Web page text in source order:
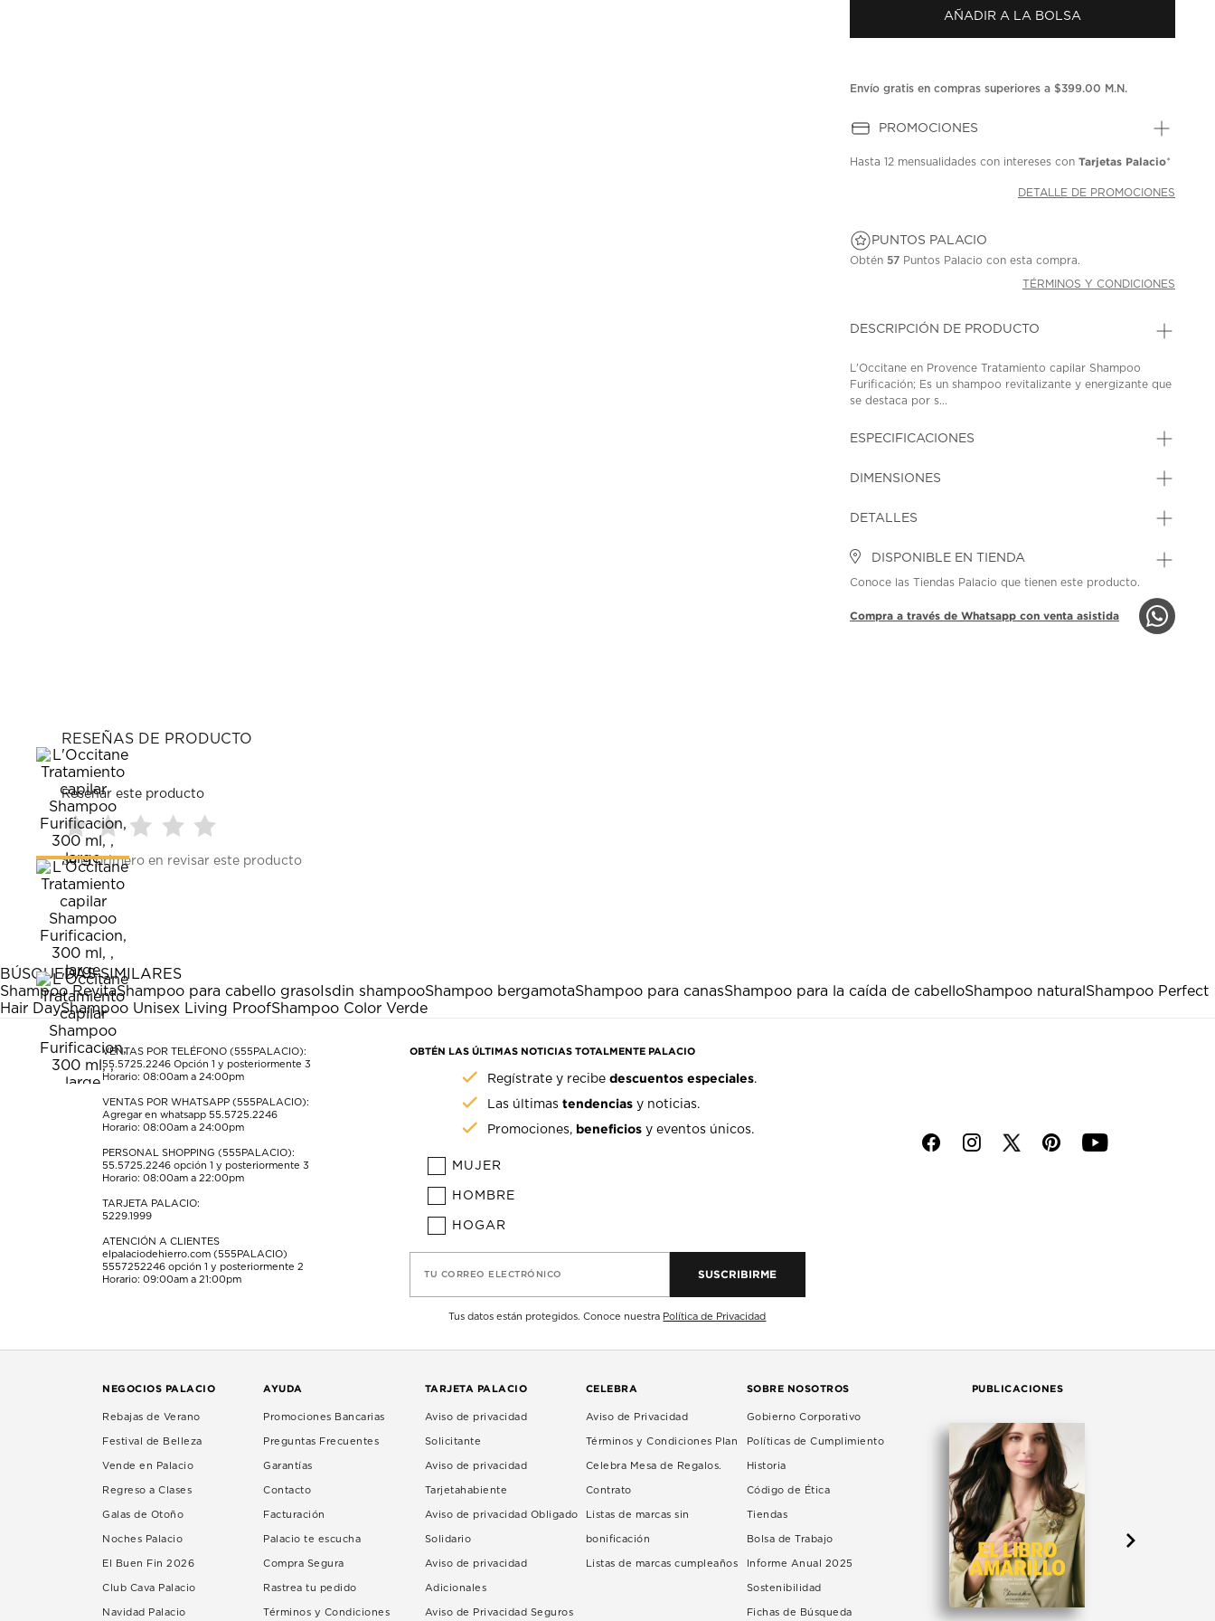
en
la
AÑADIR A LA BOLSA
Envío gratis en compras superiores a $399.00 M.N.
PROMOCIONES
Hasta12 mensualidades con intereses conTarjetas Palacio*
DETALLE DE PROMOCIONES
PUNTOS PALACIO
Obtén57 Puntos Palacio con esta compra.
TÉRMINOS Y CONDICIONES
DESCRIPCIÓN DE PRODUCTO
L'Occitane en Provence Tratamiento capilar Shampoo
Furificación; Es un shampoo revitalizante y energizante que
se destaca por s...
ESPECIFICACIONES
DIMENSIONES
DETALLES
DISPONIBLE EN TIENDA
Conoce las Tiendas Palacio que tienen este producto.
Compra a través de Whatsapp con venta asistida
RESEÑAS DE PRODUCTO
Reseñar este producto
Seleccionar
para
calificar
el
artículo
con
1
estrella
Esta
acción
abrirá
el
formulario
de
envío.
Seleccionar
para
calificar
el
artículo
con
2
estrellas.
Esta
acción
abrirá
el
formulario
de
envío.
para
estrellas.
Esta
acción
abrirá
formulario
de
para
estrellas.
Esta
acción
abrirá
formulario
de
para
acción
abrirá
formulario
de
envío.
Sé el primero en revisar este producto
BÚSQUEDAS SIMILARES
Shampoo RevitaShampoo para cabello graso Isdin shampooShampoo bergamotaShampoo para canasShampoo para la caída de cabelloShampoo natural Shampoo Perfect
Hair DayShampoo Unisex Living ProofShampoo Color Verde
VENTAS POR TELÉFONO (555PALACIO):
55.5725.2246 Opción 1 y posteriormente 3
Horario: 08:00am a 24:00pm
VENTAS POR WHATSAPP (555PALACIO):
Agregar en whatsapp 55.5725.2246
Horario: 08:00am a 24:00pm
PERSONAL SHOPPING (555PALACIO):
55.5725.2246 opción 1 y posteriormente 3
Horario: 08:00am a 22:00pm
TARJETA PALACIO:
5229.1999
ATENCIÓN A CLIENTES
elpalaciodehierro.com (555PALACIO)
5557252246 opción 1 y posteriormente 2
Horario: 09:00am a 21:00pm
OBTÉN LAS ÚLTIMAS NOTICIAS TOTALMENTE PALACIO
Regístrate y recibedescuentos especiales.
Las últimastendencias y noticias.
Promociones, beneficios y eventos únicos.
MUJER
HOMBRE
HOGAR
TU CORREO ELECTRÓNICO SUSCRIBIRME
Tus datos están protegidos. Conoce nuestra Política de Privacidad
f i p y
NEGOCIOS PALACIO
Rebajas de Verano
Festival de Belleza
Vende en Palacio
Regreso a Clases
Galas de Otoño
Noches Palacio
El Buen Fin 2026
Club Cava Palacio
Navidad Palacio
AYUDA
Promociones Bancarias
Preguntas Frecuentes
Garantías
Contacto
Facturación
Palacio te escucha
Compra Segura
Rastrea tu pedido
Términos y Condiciones
TARJETA PALACIO
Aviso de privacidad
Solicitante
Aviso de privacidad
Tarjetahabiente
Aviso de privacidad Obligado
Solidario
Aviso de privacidad
Adicionales
Aviso de Privacidad Seguros
CELEBRA
Aviso de Privacidad
Términos y Condiciones Plan
Celebra Mesa de Regalos.
Contrato
Listas de marcas sin
bonificación
Listas de marcas cumpleaños
SOBRE NOSOTROS
Gobierno Corporativo
Políticas de Cumplimiento
Historia
Código de Ética
Tiendas
Bolsa de Trabajo
Informe Anual 2025
Sostenibilidad
Fichas de Búsqueda
PUBLICACIONES